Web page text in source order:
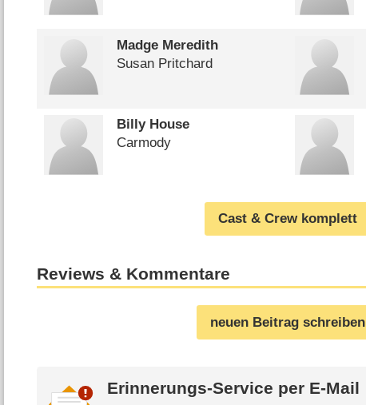
Madge Meredith
Susan Pritchard
Billy House
Carmody
Cast & Crew komplett
Reviews & Kommentare
neuen Beitrag schreiben
Erinnerungs-Service per E-Mail